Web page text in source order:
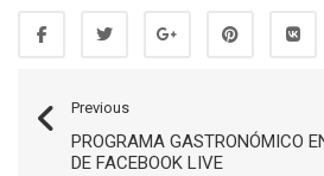
Previous
PROGRAMA GASTRONÓMICO
DE FACEBOOK LIVE